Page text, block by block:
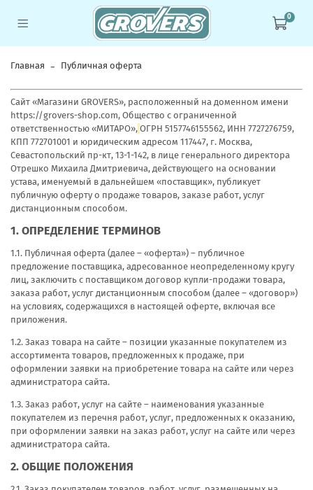
0
Главная Публичная оферта
Сайт «Магазини GROVERS», расположенный на доменном имени
https://grovers-shop.com, Общество с ограниченной
ответственностью «МИТАРО», ОГРН 5157746155562, ИНН 7727276759,
КПП 772701001 и юридическим адресом 117447, г. Москва,
Севастопольский пр-кт, 13-1-142, в лице генерального директора
Отрешко Михаила Дмитриевича, действующего на основании
устава, именуемый в дальнейшем «поставщик», публикует
публичную оферту о продаже товаров, заказе работ, услуг
дистанционным способом.
1. ОПРЕДЕЛЕНИЕ ТЕРМИНОВ
1.1. Публичная оферта (далее – «оферта») – публичное
предложение поставщика, адресованное неопределенному кругу
лиц, заключить с поставщиком договор купли-продажи товара,
заказа работ, услуг дистанционным способом (далее – «договор»)
на условиях, содержащихся в настоящей оферте, включая все
приложения.
1.2. Заказ товара на сайте – позиции указанные покупателем из
ассортимента товаров, предложенных к продаже, при
оформлении заявки на приобретение товара на сайте или через
администратора сайта.
1.3. Заказ работ, услуг на сайте – наименования указанные
покупателем из перечня работ, услуг, предложенных к оказанию,
при оформлении заявки на заказ работ, услуг на сайте или через
администратора сайта.
2. ОБЩИЕ ПОЛОЖЕНИЯ